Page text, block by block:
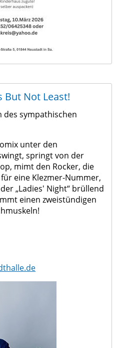
But Not Least!
des sympathischen
unter den
springt von der
mimt den Rocker, die
eine Klezmer-Nummer,
„Ladies' Night“ brüllend
einen zweistündigen